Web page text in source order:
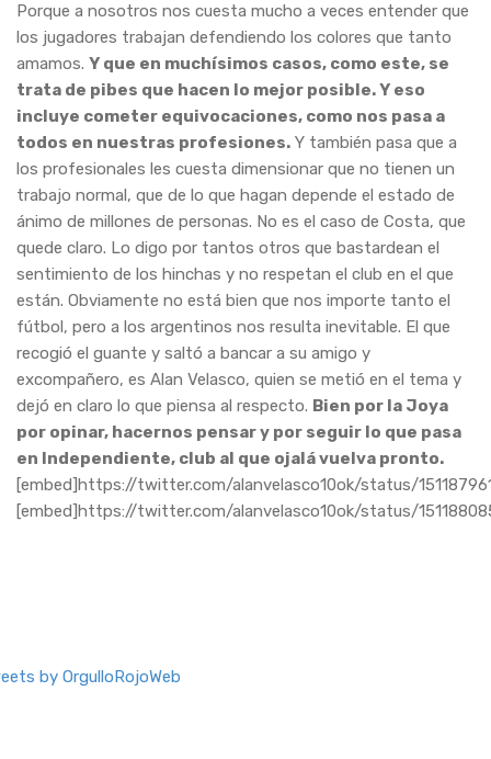
Porque a nosotros nos cuesta mucho a veces entender que
los jugadores trabajan defendiendo los colores que tanto
amamos. Y que en muchísimos casos, como este, se
trata de pibes que hacen lo mejor posible. Y eso
incluye cometer equivocaciones, como nos pasa a
todos en nuestras profesiones. Y también pasa que a
los profesionales les cuesta dimensionar que no tienen un
trabajo normal, que de lo que hagan depende el estado de
ánimo de millones de personas. No es el caso de Costa, que
quede claro. Lo digo por tantos otros que bastardean el
sentimiento de los hinchas y no respetan el club en el que
están. Obviamente no está bien que nos importe tanto el
fútbol, pero a los argentinos nos resulta inevitable. El que
recogió el guante y saltó a bancar a su amigo y
excompañero, es Alan Velasco, quien se metió en el tema y
dejó en claro lo que piensa al respecto. Bien por la Joya
por opinar, hacernos pensar y por seguir lo que pasa
en Independiente, club al que ojalá vuelva pronto.
[embed]https://twitter.com/alanvelasco10ok/status/
[embed]https://twitter.com/alanvelasco10ok/status/
by OrgulloRojoWeb